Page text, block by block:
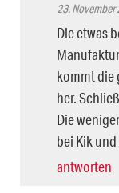
23.
Die etwas
kommt die
her.
Die
bei Kik
antworten